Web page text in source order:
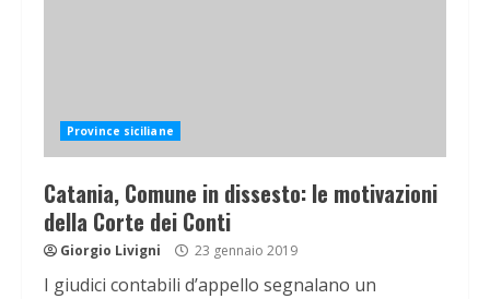
Province siciliane
Catania, Comune in dissesto: le motivazioni
della Corte dei Conti
Giorgio Livigni 23 gennaio 2019
I giudici contabili d’appello segnalano un